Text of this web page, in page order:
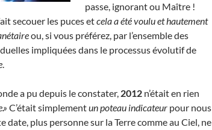
passe, ignorant ou Maître !
secouer les puces etcela a été voulu et hautement
ou, si vous préférez, par l’ensemble des
impliquées dans le processus évolutif de
.
a pu depuis le constater, 2012 n’était en rien
C’était simplementun poteau indicateur pour nous
date, plus personne sur la Terre comme au Ciel, ne